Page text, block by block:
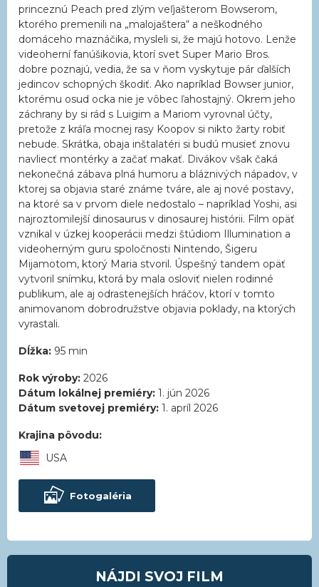
princeznú Peach pred zlým veľjašterom Bowserom,
ktorého premenili na „malojaštera“ a neškodného
domáceho maznáčika, mysleli si, že majú hotovo. Lenže
videoherní fanúšikovia, ktorí svet Super Mario Bros.
dobre poznajú, vedia, že sa v ňom vyskytuje pár ďalších
jedincov schopných škodiť. Ako napríklad Bowser junior,
ktorému osud ocka nie je vôbec ľahostajný. Okrem jeho
záchrany by si rád s Luigim a Mariom vyrovnal účty,
pretože z kráľa mocnej rasy Koopov si nikto žarty robiť
nebude. Skrátka, obaja inštalatéri si budú musieť znovu
navliecť montérky a začať makať. Divákov však čaká
nekonečná zábava plná humoru a bláznivých nápadov, v
ktorej sa objavia staré známe tváre, ale aj nové postavy,
na ktoré sa v prvom diele nedostalo – napríklad Yoshi, asi
najroztomilejší dinosaurus v dinosaurej histórii. Film opäť
vznikal v úzkej kooperácii medzi štúdiom Illumination a
videoherným guru spoločnosti Nintendo, Šigeru
Mijamotom, ktorý Maria stvoril. Úspešný tandem opäť
vytvoril snímku, ktorá by mala osloviť nielen rodinné
publikum, ale aj odrastenejších hráčov, ktorí v tomto
animovanom dobrodružstve objavia poklady, na ktorých
vyrastali.
Dĺžka: 95 min
Rok výroby: 2026
Dátum lokálnej premiéry: 1. jún 2026
Dátum svetovej premiéry: 1. apríl 2026
Krajina pôvodu:
USA
Fotogaléria
NÁJDI SVOJ FILM